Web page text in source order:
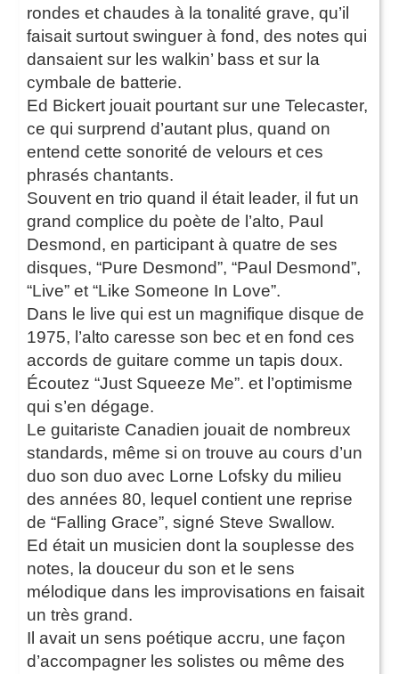
rondes et chaudes à la tonalité grave, qu’il
faisait surtout swinguer à fond, des notes qui
dansaient sur les walkin’ bass et sur la
cymbale de batterie.
Ed Bickert jouait pourtant sur une Telecaster,
ce qui surprend d’autant plus, quand on
entend cette sonorité de velours et ces
phrasés chantants.
Souvent en trio quand il était leader, il fut un
grand complice du poète de l’alto, Paul
Desmond, en participant à quatre de ses
disques, “Pure Desmond”, “Paul Desmond”,
“Live” et “Like Someone In Love”.
Dans le live qui est un magnifique disque de
1975, l’alto caresse son bec et en fond ces
accords de guitare comme un tapis doux.
Écoutez “Just Squeeze Me”. et l’optimisme
qui s’en dégage.
Le guitariste Canadien jouait de nombreux
standards, même si on trouve au cours d’un
duo son duo avec Lorne Lofsky du milieu
des années 80, lequel contient une reprise
de “Falling Grace”, signé Steve Swallow.
Ed était un musicien dont la souplesse des
notes, la douceur du son et le sens
mélodique dans les improvisations en faisait
un très grand.
Il avait un sens poétique accru, une façon
d’accompagner les solistes ou même des